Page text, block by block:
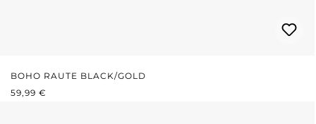
BOHO RAUTE BLACK/GOLD
REGULÄRER PREIS:
59,99 €